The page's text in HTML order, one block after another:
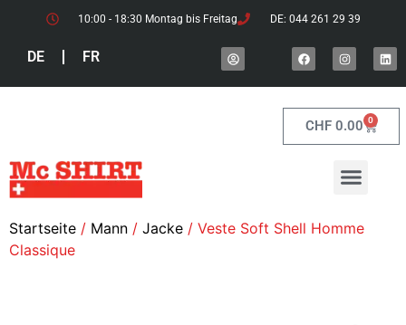
10:00 - 18:30 Montag bis Freitag DE: 044 261 29 39
DE FR
CHF 0.00 0
Startseite / Mann / Jacke / Veste Soft Shell Homme
Classique